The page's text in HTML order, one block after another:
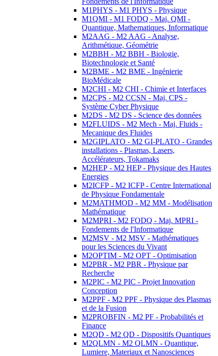
M1PHYS - M1 PHYS - Physique
M1QMI - M1 FODQ - Maj. QMI -
Quantique, Mathematiques, Informatique
M2AAG - M2 AAG - Analyse,
Arithmétique, Géométrie
M2BBH - M2 BBH - Biologie,
Biotechnologie et Santé
M2BME - M2 BME - Ingénierie
BioMédicale
M2CHI - M2 CHI - Chimie et Interfaces
M2CPS - M2 CCSN - Maj. CPS -
Système Cyber Physique
M2DS - M2 DS - Science des données
M2FLUIDS - M2 Mech - Maj. Fluids -
Mecanique des Fluides
M2GIPLATO - M2 GI-PLATO - Grandes
installations - Plasmas, Lasers,
Accélérateurs, Tokamaks
M2HEP - M2 HEP - Physique des Hautes
Energies
M2ICFP - M2 ICFP - Centre International
de Physique Fondamentale
M2MATHMOD - M2 MM - Modélisation
Mathématique
M2MPRI - M2 FODQ - Maj. MPRI -
Fondements de l'Informatique
M2MSV - M2 MSV - Mathématiques
pour les Sciences du Vivant
M2OPTIM - M2 OPT - Optimisation
M2PBR - M2 PBR - Physique par
Recherche
M2PIC - M2 PIC - Projet Innovation
Conception
M2PPF - M2 PPF - Physique des Plasmas
et de la Fusion
M2PROBFIN - M2 PF - Probabilités et
Finance
M2QD - M2 QD - Dispositifs Quantiques
M2QLMN - M2 QLMN - Quantique,
Lumiere, Materiaux et Nanosciences